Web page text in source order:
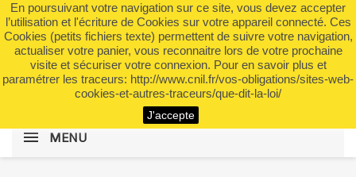
En poursuivant votre navigation sur ce site, vous devez accepter
l’utilisation et l'écriture de Cookies sur votre appareil connecté. Ces
Cookies (petits fichiers texte) permettent de suivre votre navigation,
actualiser votre panier, vous reconnaitre lors de votre prochaine
visite et sécuriser votre connexion. Pour en savoir plus et
paramétrer les traceurs: http://www.cnil.fr/vos-obligations/sites-web-
cookies-et-autres-traceurs/que-dit-la-loi/
J'accepte
 shopping_cart (0)

search
MENU